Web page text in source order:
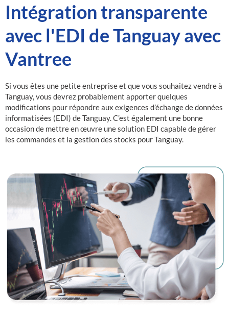
Intégration transparente
avec l'EDI de Tanguay avec
Vantree
Si vous êtes une petite entreprise et que vous souhaitez vendre à
Tanguay, vous devrez probablement apporter quelques
modifications pour répondre aux exigences d’échange de données
informatisées (EDI) de Tanguay. C’est également une bonne
occasion de mettre en œuvre une solution EDI capable de gérer
les commandes et la gestion des stocks pour Tanguay.